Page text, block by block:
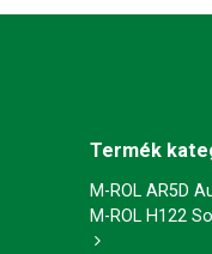
Termék
M-ROL AR5D
M-ROL H122